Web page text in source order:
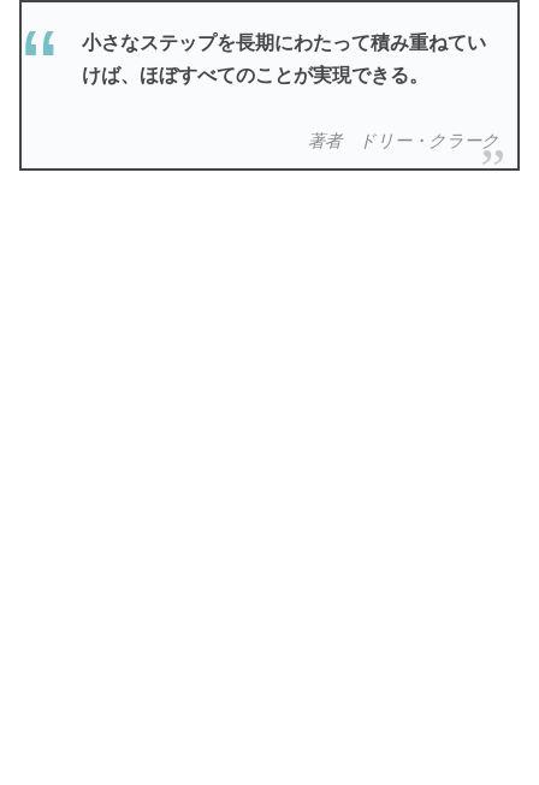
小さなステップを長期にわたって積み重ねてい
けば、ほぼすべてのことが実現できる。
著者 ドリー・クラーク